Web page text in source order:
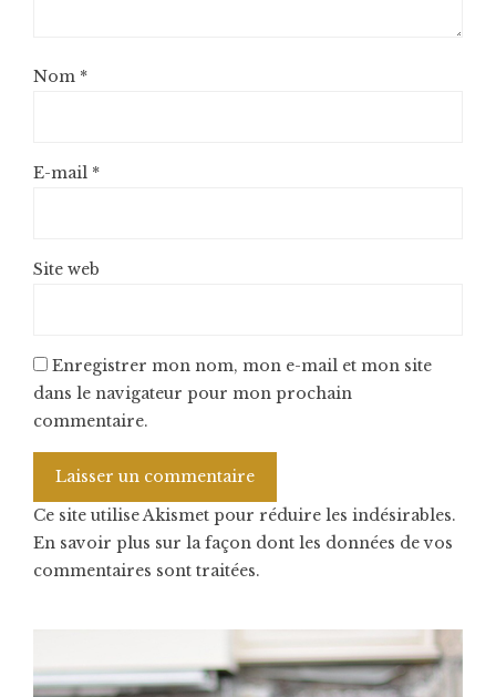
Nom *
E-mail *
Site web
Enregistrer mon nom, mon e-mail et mon site
dans le navigateur pour mon prochain
commentaire.
Ce site utilise Akismet pour réduire les indésirables.
En savoir plus sur la façon dont les données de vos
commentaires sont traitées.